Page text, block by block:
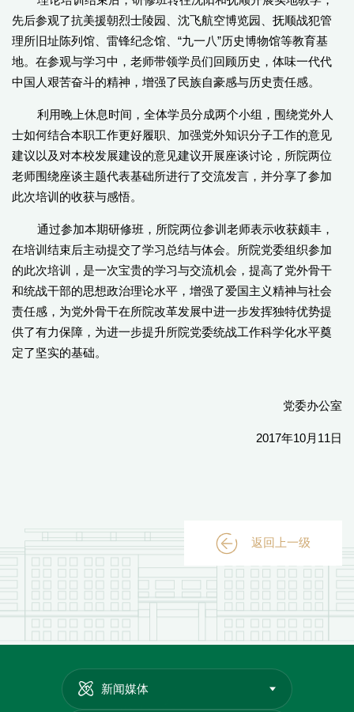
先后参观了抗美援朝烈士陵园、沈飞航空博览园、抚顺战犯管
理所旧址陈列馆、雷锋纪念馆、“九一八”历史博物馆等教育基
地。在参观与学习中，老师带领学员们回顾历史，体味一代代
中国人艰苦奋斗的精神，增强了民族自豪感与历史责任感。
利用晚上休息时间，全体学员分成两个小组，围绕党外人
士如何结合本职工作更好履职、加强党外知识分子工作的意见
建议以及对本校发展建设的意见建议开展座谈讨论，所院两位
老师围绕座谈主题代表基础所进行了交流发言，并分享了参加
此次培训的收获与感悟。
通过参加本期研修班，所院两位参训老师表示收获颇丰，
在培训结束后主动提交了学习总结与体会。所院党委组织参加
的此次培训，是一次宝贵的学习与交流机会，提高了党外骨干
和统战干部的思想政治理论水平，增强了爱国主义精神与社会
责任感，为党外骨干在所院改革发展中进一步发挥独特优势提
供了有力保障，为进一步提升所院党委统战工作科学化水平奠
定了坚实的基础。
党委办公室
2017年10月11日
返回上一级
新闻媒体